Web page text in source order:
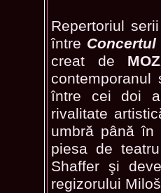
Repertoriul
între
creat de
între cei doi
rivalitate
umbră până în
piesa de
Shaffer şi
regizorului